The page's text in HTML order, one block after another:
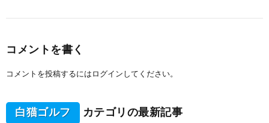
コメントを書く
コメントを投稿するには ログイン してください。
白猫ゴルフ カテゴリの最新記事